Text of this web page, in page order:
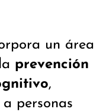
un área
prevención
,
personas